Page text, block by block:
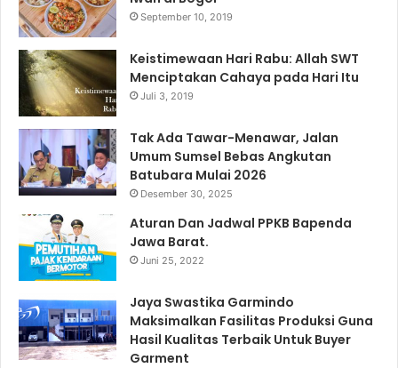
September 10, 2019
Keistimewaan Hari Rabu: Allah SWT
Menciptakan Cahaya pada Hari Itu
Juli 3, 2019
Tak Ada Tawar-Menawar, Jalan
Umum Sumsel Bebas Angkutan
Batubara Mulai 2026
Desember 30, 2025
Aturan Dan Jadwal PPKB Bapenda
Jawa Barat.
Juni 25, 2022
Jaya Swastika Garmindo
Maksimalkan Fasilitas Produksi Guna
Hasil Kualitas Terbaik Untuk Buyer
Garment